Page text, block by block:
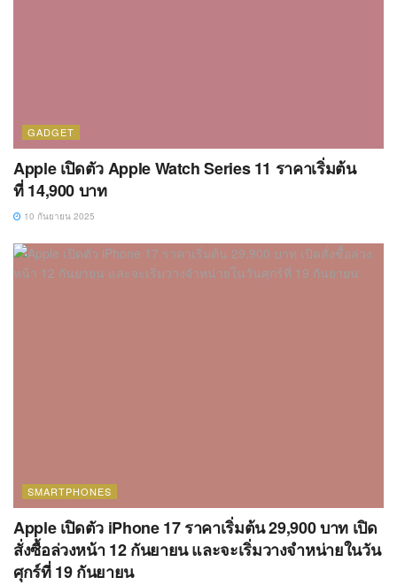
GADGET
Apple เปิดตัว Apple Watch Series 11 ราคาเริ่มต้น
ที่ 14,900 บาท
10 กันยายน 2025
SMARTPHONES
Apple เปิดตัว iPhone 17 ราคาเริ่มต้น 29,900 บาท เปิด
สั่งซื้อล่วงหน้า 12 กันยายน และจะเริ่มวางจำหน่ายในวัน
ศุกร์ที่ 19 กันยายน